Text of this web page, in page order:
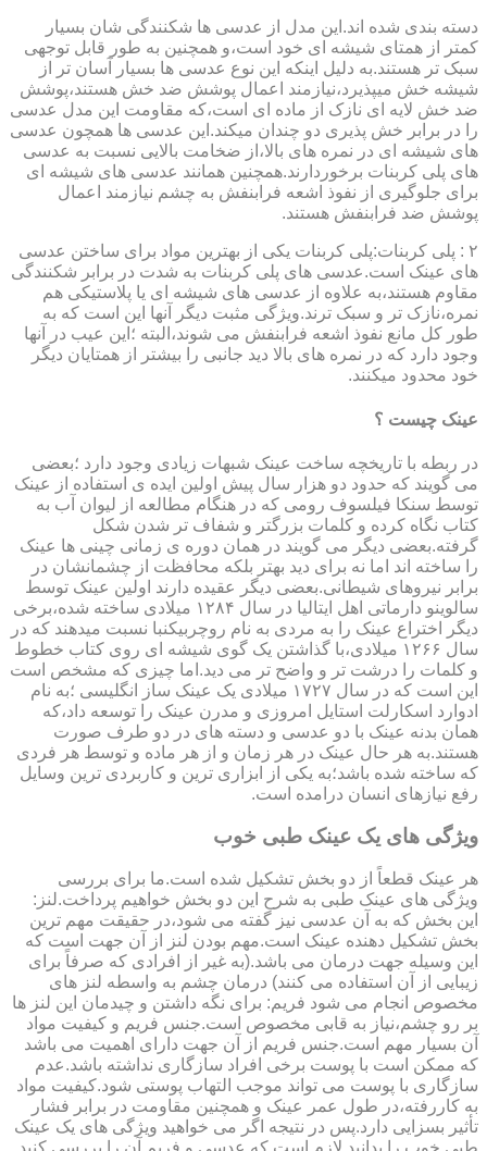
دسته بندی شده اند.این مدل از عدسی ها شکنندگی شان بسیار
کمتر از همتای شیشه ای خود است،و همچنین به طور قابل توجهی
سبک تر هستند.به دلیل اینکه این نوع عدسی ها بسیار آسان تر از
شیشه خش میپذیرد،نیازمند اعمال پوشش ضد خش هستند،پوشش
ضد خش لایه ای نازک از ماده ای است،که مقاومت این مدل عدسی
را در برابر خش پذیری دو چندان میکند.این عدسی ها همچون عدسی
های شیشه ای در نمره های بالا،از ضخامت بالایی نسبت به عدسی
های پلی کربنات برخوردارند.همچنین همانند عدسی های شیشه ای
برای جلوگیری از نفوذ اشعه فرابنفش به چشم نیازمند اعمال
پوشش ضد فرابنفش هستند.
۲ : پلی کربنات:پلی کربنات یکی از بهترین مواد برای ساختن عدسی
های عینک است.عدسی های پلی کربنات به شدت در برابر شکنندگی
مقاوم هستند،به علاوه از عدسی های شیشه ای یا پلاستیکی هم
نمره،نازک تر و سبک ترند.ویژگی مثبت دیگر آنها این است که به
طور کل مانع نفوذ اشعه فرابنفش می شوند،البته ؛این عیب در آنها
وجود دارد که در نمره های بالا دید جانبی را بیشتر از همتایان دیگر
خود محدود میکنند.
عینک چیست ؟
در ربطه با تاریخچه ساخت عینک شبهات زیادی وجود دارد ؛بعضی
می گویند که حدود دو هزار سال پیش اولین ایده ی استفاده از عینک
توسط سنکا فیلسوف رومی که در هنگام مطالعه از لیوان آب به
کتاب نگاه کرده و کلمات بزرگتر و شفاف تر شدن شکل
گرفته.بعضی دیگر می گویند در همان دوره ی زمانی چینی ها عینک
را ساخته اند اما نه برای دید بهتر بلکه محافظت از چشمانشان در
برابر نیروهای شیطانی.بعضی دیگر عقیده دارند اولین عینک توسط
سالوینو دارماتی اهل ایتالیا در سال ۱۲۸۴ میلادی ساخته شده،برخی
دیگر اختراع عینک را به مردی به نام روچربیکنبا نسبت میدهند که در
سال ۱۲۶۶ میلادی،با گذاشتن یک گوی شیشه ای روی کتاب خطوط
و کلمات را درشت تر و واضح تر می دید.اما چیزی که مشخص است
این است که در سال ۱۷۲۷ میلادی یک عینک ساز انگلیسی ؛به نام
ادوارد اسکارلت استایل امروزی و مدرن عینک را توسعه داد،که
همان بدنه عینک با دو عدسی و دسته های در دو طرف صورت
هستند.به هر حال عینک در هر زمان و از هر ماده و توسط هر فردی
که ساخته شده باشد؛به یکی از ابزاری ترین و کاربردی ترین وسایل
رفع نیازهای انسان درامده است.
ویژگی های یک عینک طبی خوب
هر عینک قطعاً از دو بخش تشکیل شده است.ما برای بررسی
ویژگی های عینک طبی به شرح این دو بخش خواهیم پرداخت.لنز:
این بخش که به آن عدسی نیز گفته می شود،در حقیقت مهم ترین
بخش تشکیل دهنده عینک است.مهم بودن لنز از آن جهت است که
این وسیله جهت درمان می باشد.(به غیر از افرادی که صرفاً برای
زیبایی از آن استفاده می کنند) درمان چشم به واسطه لنز های
مخصوص انجام می شود فریم: برای نگه داشتن و چیدمان این لنز ها
بر رو چشم،نیاز به قابی مخصوص است.جنس فریم و کیفیت مواد
آن بسیار مهم است.جنس فریم از آن جهت دارای اهمیت می باشد
که ممکن است با پوست برخی افراد سازگاری نداشته باشد.عدم
سازگاری با پوست می تواند موجب التهاب پوستی شود.کیفیت مواد
به کاررفته،در طول عمر عینک و همچنین مقاومت در برابر فشار
تأثیر بسزایی دارد.پس در نتیجه اگر می خواهید ویژگی های یک عینک